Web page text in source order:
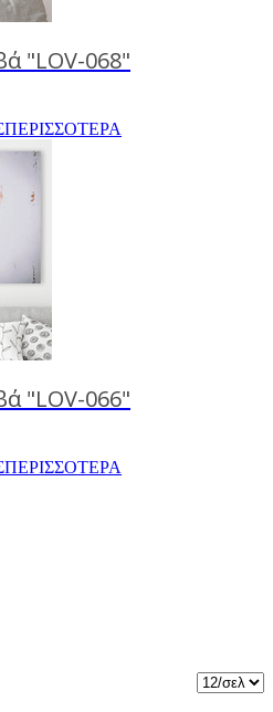
"LOV-068"
ΠΕΡΙΣΣΟΤΕΡΑ
"LOV-066"
ΠΕΡΙΣΣΟΤΕΡΑ